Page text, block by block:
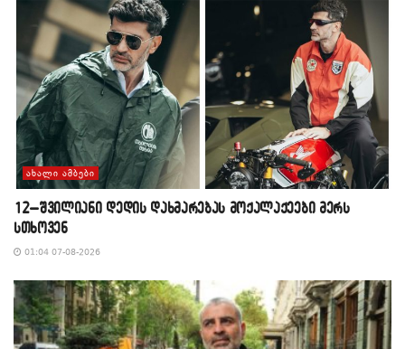
ᲐᲮᲐᲚᲘ ᲐᲛᲑᲔᲑᲘ
12–შვილიანი დედის დახმარებას მოქალაქეები მერს
სთხოვენ
01:04 07-08-2026